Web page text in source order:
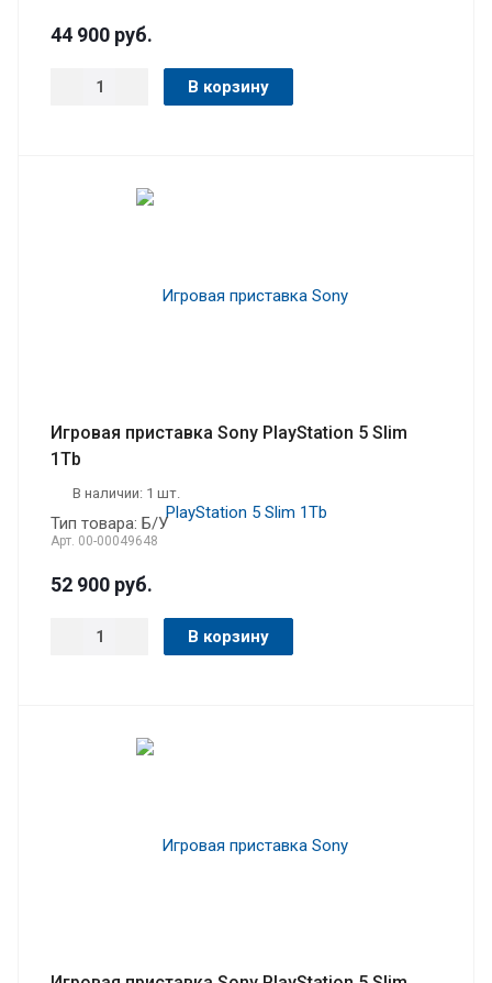
44 900 руб.
В корзину
Игровая приставка Sony PlayStation 5 Slim
1Tb
В наличии: 1 шт.
Тип товара: Б/У
Арт. 00-00049648
52 900 руб.
В корзину